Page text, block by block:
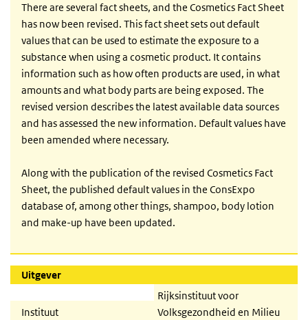
There are several fact sheets, and the Cosmetics Fact Sheet
has now been revised. This fact sheet sets out default
values that can be used to estimate the exposure to a
substance when using a cosmetic product. It contains
information such as how often products are used, in what
amounts and what body parts are being exposed. The
revised version describes the latest available data sources
and has assessed the new information. Default values have
been amended where necessary.
Along with the publication of the revised Cosmetics Fact
Sheet, the published default values in the ConsExpo
database of, among other things, shampoo, body lotion
and make-up have been updated.
Uitgever
Instituut
Rijksinstituut voor
Volksgezondheid en Milieu